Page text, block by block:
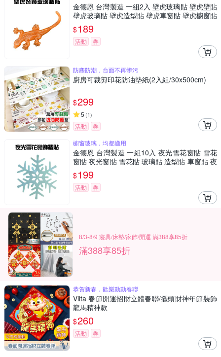
金德恩 台灣製造 一組2入 壁虎玻璃貼 壁虎壁貼
壁虎玻璃貼 壁虎造型貼 壁虎車窗貼 壁虎櫥窗貼
壁虎貼 壁虎
$189
活動 券
防塵防潮，台面不再髒污
廚房可裁剪印花防油墊紙(2入組/30x500cm)
$299
5 (1)
活動
券
櫥窗玻璃，均都適用
金德恩 台灣製造 一組10入 夜光雪花窗貼 雪花
窗貼 夜光窗貼 雪花貼 玻璃貼 造型貼 車窗貼 夜
光貼 雪花貼
$199
活動 券
8/3-8/9 寢具/床墊/家飾/開運 滿388享85折
滿388享85折
恭賀新春，歡樂動動春聯
Viita 春節開運招財立體春聯/擺頭財神年節裝飾
龍馬精神款
$260
活動 券